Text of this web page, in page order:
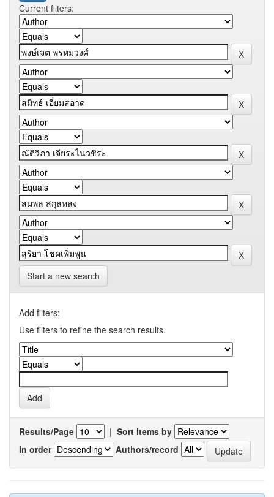
Current filters:
Start a new search
Add filters:
Use filters to refine the search results.
Results/Page | Sort items by
In order
Authors/record